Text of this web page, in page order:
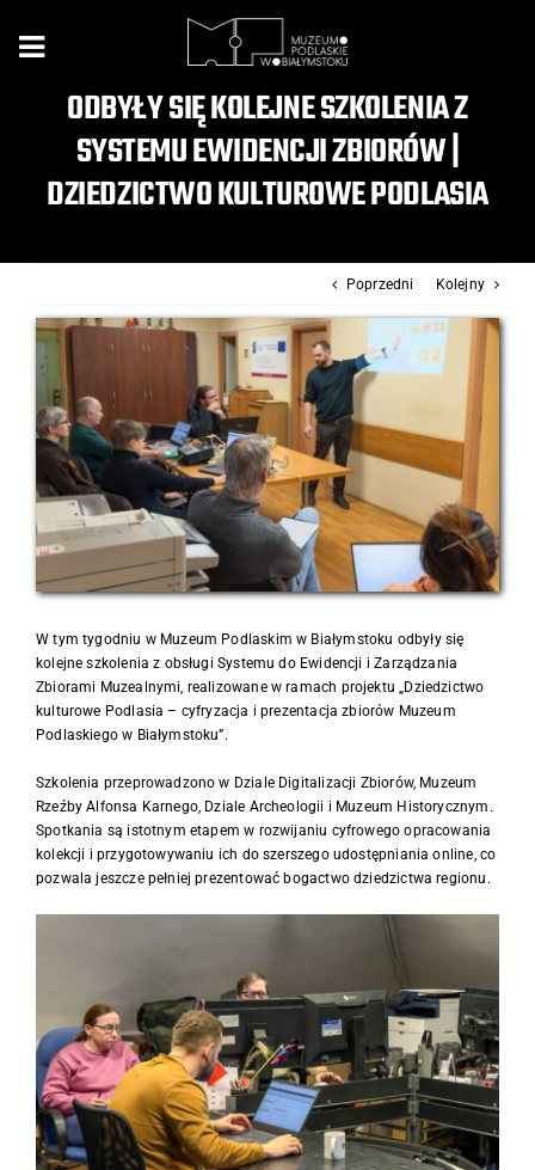
zawartości
ODBYŁY SIĘ KOLEJNE SZKOLENIA Z
SYSTEMU EWIDENCJI ZBIORÓW |
DZIEDZICTWO KULTUROWE PODLASIA
Poprzedni Kolejny
W tym tygodniu w Muzeum Podlaskim w Białymstoku odbyły się
kolejne szkolenia z obsługi Systemu do Ewidencji i Zarządzania
Zbiorami Muzealnymi, realizowane w ramach projektu „Dziedzictwo
kulturowe Podlasia – cyfryzacja i prezentacja zbiorów Muzeum
Podlaskiego w Białymstoku”.
Szkolenia przeprowadzono w Dziale Digitalizacji Zbiorów, Muzeum
Rzeźby Alfonsa Karnego, Dziale Archeologii i Muzeum Historycznym.
Spotkania są istotnym etapem w rozwijaniu cyfrowego opracowania
kolekcji i przygotowywaniu ich do szerszego udostępniania online, co
pozwala jeszcze pełniej prezentować bogactwo dziedzictwa regionu.